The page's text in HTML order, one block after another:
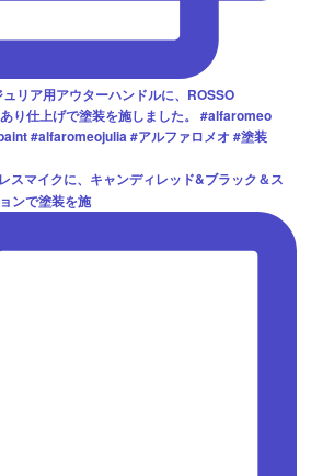
スマイクに、キャンディレッド&ブラック＆ス
ンで塗装を施